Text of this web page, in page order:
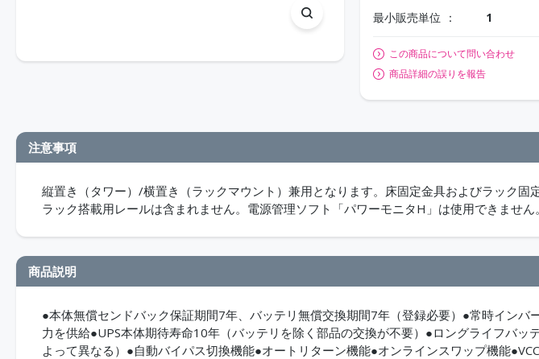
最小販売単位 1
この商品について問い合わせ
商品詳細の誤りを報告
注意事項
縦置き（タワー）/横置き（ラックマウント）兼用となります。床固定金具およびラック固
ラック搭載用レールは含まれません。電源管理ソフト「パワーモニタH」は使用できません。
商品説明
●本体無償センドバック保証期間7年、バッテリ無償交換期間7年（登録必要）●常時インバ
力を供給●UPS本体期待寿命10年（バッテリを除く部品の交換が不要）●ロングライフバッ
よって異なる）●自動バイパス切換機能●オートリターン機能●オンラインスワップ機能